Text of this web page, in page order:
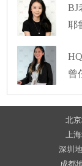
BJ
曾
北
上
深圳
成都